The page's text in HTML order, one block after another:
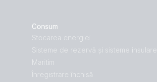
Consum
Stocarea energiei
Sisteme de rezervă și sisteme insulare
Maritim
Înregistrare închisă